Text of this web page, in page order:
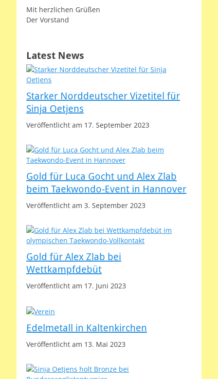
Mit herzlichen Grüßen
Der Vorstand
Latest News
Starker Norddeutscher Vizetitel für
Sinja Oetjens
Veröffentlicht am 17. September 2023
Gold für Luca Gocht und Alex Zlab
beim Taekwondo-Event in Hannover
Veröffentlicht am 3. September 2023
Gold für Alex Zlab bei
Wettkampfdebüt
Veröffentlicht am 17. Juni 2023
Edelmetall in Kaltenkirchen
Veröffentlicht am 13. Mai 2023